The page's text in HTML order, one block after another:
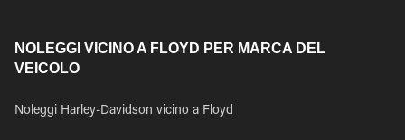
NOLEGGI VICINO A FLOYD PER MARCA DEL
VEICOLO
Noleggi Harley-Davidson vicino a Floyd